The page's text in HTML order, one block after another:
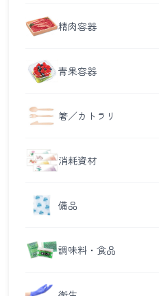
精肉容器
青果容器
箸／カトラリ
消耗資材
備品
調味料・食品